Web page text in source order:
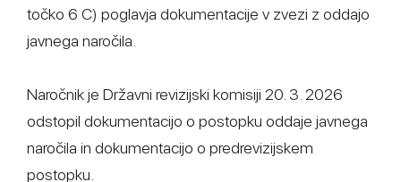
točko 6 C) poglavja dokumentacije v zvezi z oddajo
javnega naročila.
Naročnik je Državni revizijski komisiji 20. 3. 2026
odstopil dokumentacijo o postopku oddaje javnega
naročila in dokumentacijo o predrevizijskem
postopku.